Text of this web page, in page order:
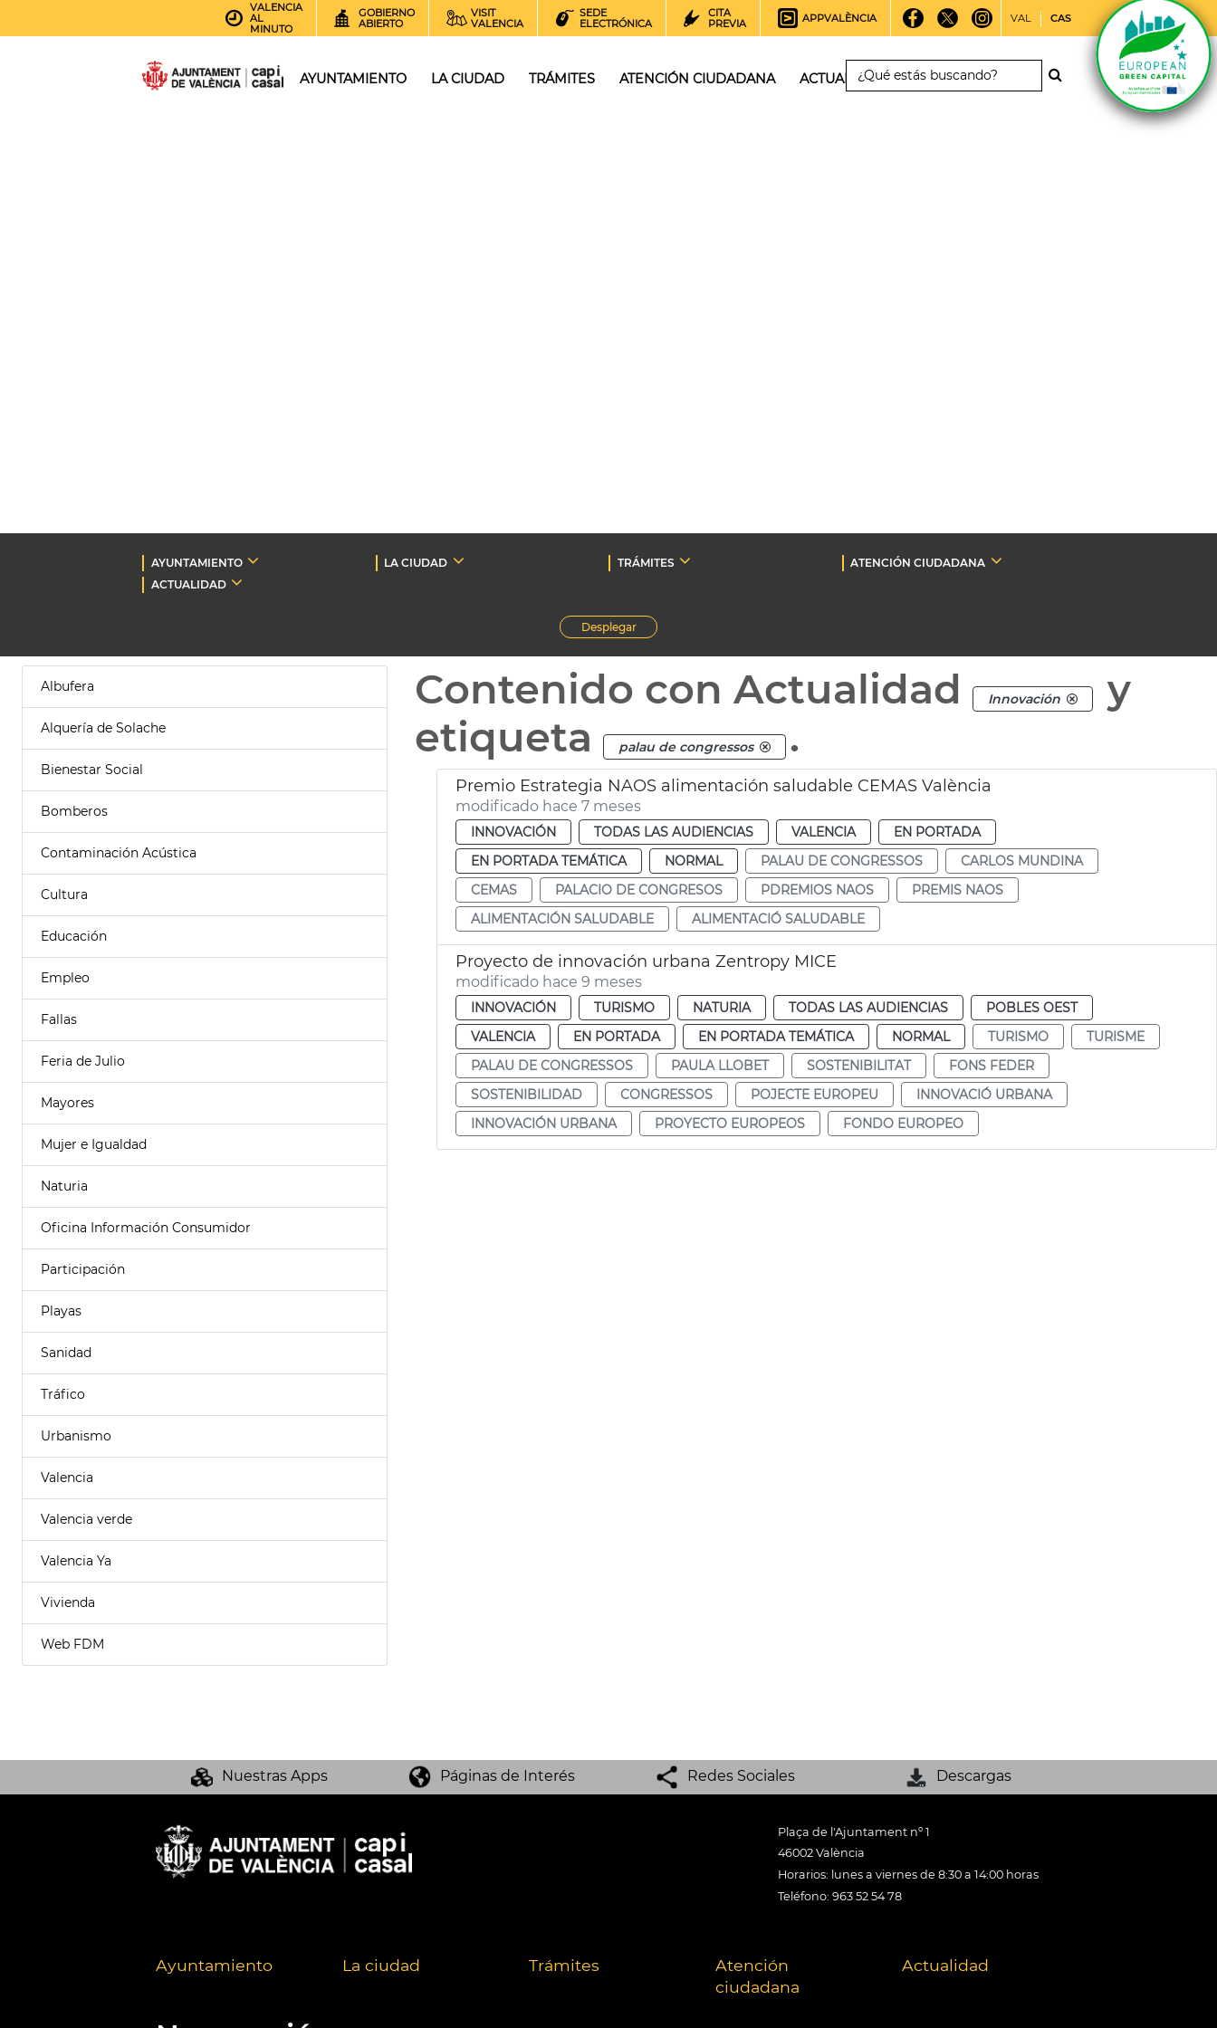
VALENCIA
AL
MINUTO
GOBIERNO
ABIERTO
VISIT
VALENCIA
SEDE
ELECTRÓNICA
CITA
PREVIA
APPVALÈNCIA VAL CAS
AYUNTAMIENTO LA CIUDAD TRÁMITES ATENCIÓN CIUDADANA ACTUALIDAD
AYUNTAMIENTO LA CIUDAD TRÁMITES
ATENCIÓN CIUDADANA
ACTUALIDAD
Desplegar
Albufera
Alquería de Solache
Bienestar Social
Bomberos
Contaminación Acústica
Cultura
Educación
Empleo
Fallas
Feria de Julio
Mayores
Mujer e Igualdad
Naturia
Oficina Información Consumidor
Participación
Playas
Sanidad
Tráfico
Urbanismo
Valencia
Valencia verde
Valencia Ya
Vivienda
Web FDM
Contenido con Actualidad Innovación
y
etiqueta
palau de congressos .
Premio Estrategia NAOS alimentación saludable CEMAS València
modificado hace 7 meses
INNOVACIÓN TODAS LAS AUDIENCIAS VALENCIA
EN PORTADA
EN PORTADA TEMÁTICA
NORMAL PALAU DE CONGRESSOS
CARLOS MUNDINA
CEMAS
PALACIO DE CONGRESOS PDREMIOS NAOS
PREMIS NAOS
ALIMENTACIÓN SALUDABLE
ALIMENTACIÓ SALUDABLE
Proyecto de innovación urbana Zentropy MICE
modificado hace 9 meses
INNOVACIÓN TURISMO NATURIA TODAS LAS AUDIENCIAS
POBLES OEST
VALENCIA
EN PORTADA EN PORTADA TEMÁTICA NORMAL TURISMO
TURISME
PALAU DE CONGRESSOS
PAULA LLOBET SOSTENIBILITAT
FONS FEDER
SOSTENIBILIDAD
CONGRESSOS POJECTE EUROPEU
INNOVACIÓ URBANA
INNOVACIÓN URBANA
PROYECTO EUROPEOS FONDO EUROPEO
Nuestras Apps Páginas de Interés Redes Sociales Descargas
Plaça de l'Ajuntament nº 1
46002 València
Horarios: lunes a viernes de 8:30 a 14:00 horas
Teléfono: 963 52 54 78
Ayuntamiento La ciudad Trámites
Atención
ciudadana
Actualidad